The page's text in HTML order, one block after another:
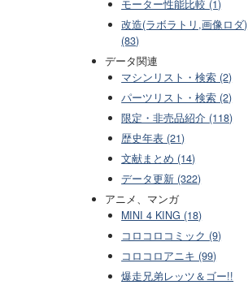
モーター性能比較 (1)
改造(ラボラトリ,画像ロダ)
(83)
データ関連
マシンリスト・検索 (2)
パーツリスト・検索 (2)
限定・非売品紹介 (118)
歴史年表 (21)
文献まとめ (14)
データ更新 (322)
アニメ、マンガ
MINI 4 KING (18)
コロコロコミック (9)
コロコロアニキ (99)
爆走兄弟レッツ＆ゴー!!